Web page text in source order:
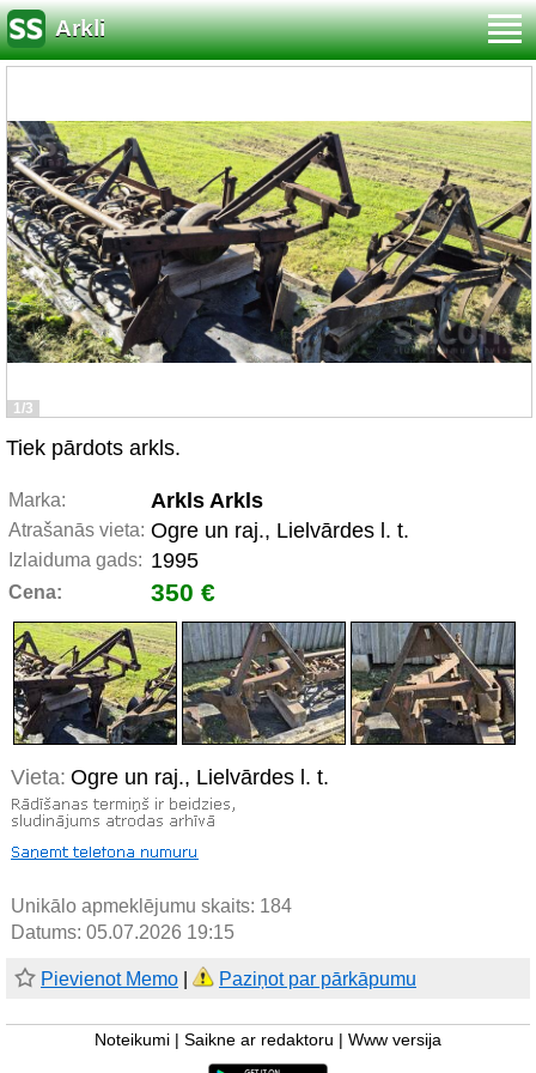
Arkli
1/3
Tiek pārdots arkls.
Marka: Arkls Arkls
Atrašanās vieta: Ogre un raj., Lielvārdes l. t.
Izlaiduma gads: 1995
Cena: 350 €
Vieta: Ogre un raj., Lielvārdes l. t.
Unikālo apmeklējumu skaits: 184
Datums: 05.07.2026 19:15
Pievienot Memo Paziņot par pārkāpumu
Noteikumi Saikne ar redaktoru Www versija